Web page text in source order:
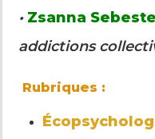
• Zsanna
addictions
Rubriques :